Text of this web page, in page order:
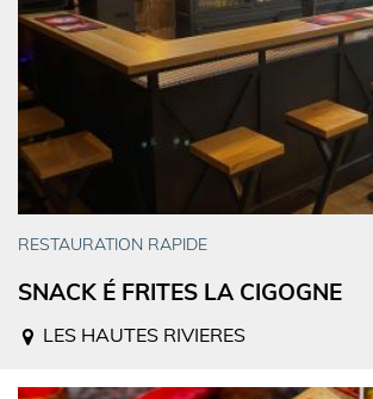
RESTAURATION RAPIDE
SNACK É FRITES LA CIGOGNE
LES HAUTES RIVIERES